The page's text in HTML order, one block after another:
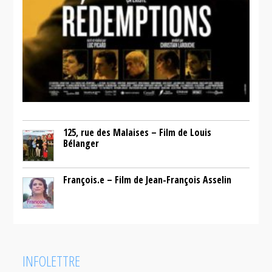
125, rue des Malaises – Film de Louis
Bélanger
François.e – Film de Jean-François Asselin
INFOLETTRE